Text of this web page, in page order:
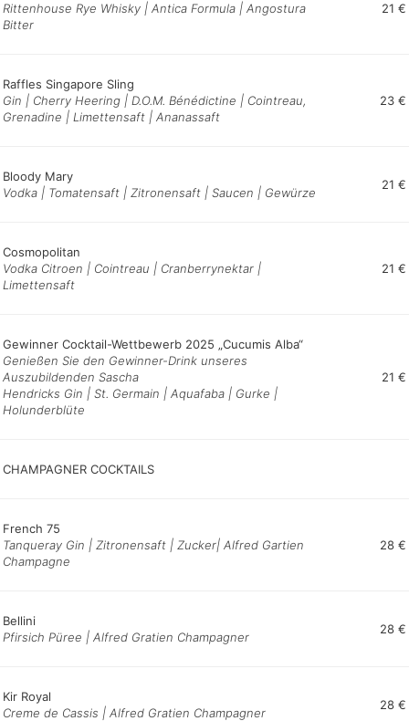
Rittenhouse Rye Whisky | Antica Formula | Angostura
Bitter
21 €
Raffles Singapore Sling
Gin | Cherry Heering | D.O.M. Bénédictine | Cointreau,
Grenadine | Limettensaft | Ananassaft
23 €
Bloody Mary
Vodka | Tomatensaft | Zitronensaft | Saucen | Gewürze
21 €
Cosmopolitan
Vodka Citroen | Cointreau | Cranberrynektar |
Limettensaft
21 €
Gewinner Cocktail-Wettbewerb 2025 „Cucumis Alba“
Genießen Sie den Gewinner-Drink unseres
Auszubildenden Sascha
Hendricks Gin | St. Germain | Aquafaba | Gurke |
Holunderblüte
21 €
CHAMPAGNER COCKTAILS
French 75
Tanqueray Gin | Zitronensaft | Zucker| Alfred Gartien
Champagne
28 €
Bellini
Pfirsich Püree | Alfred Gratien Champagner
28 €
Kir Royal
Creme de Cassis | Alfred Gratien Champagner
28 €